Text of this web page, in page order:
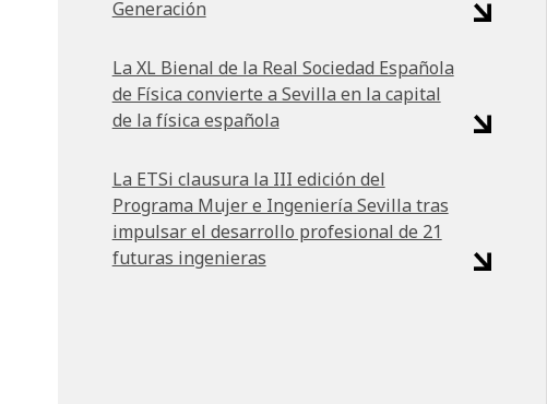
Generación
La XL Bienal de la Real Sociedad Española
de Física convierte a Sevilla en la capital
de la física española
La ETSi clausura la III edición del
Programa Mujer e Ingeniería Sevilla tras
impulsar el desarrollo profesional de 21
futuras ingenieras